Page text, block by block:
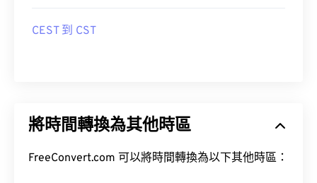
CEST 到 CST
將時間轉換為其他時區
FreeConvert.com 可以將時間轉換為以下其他時區：